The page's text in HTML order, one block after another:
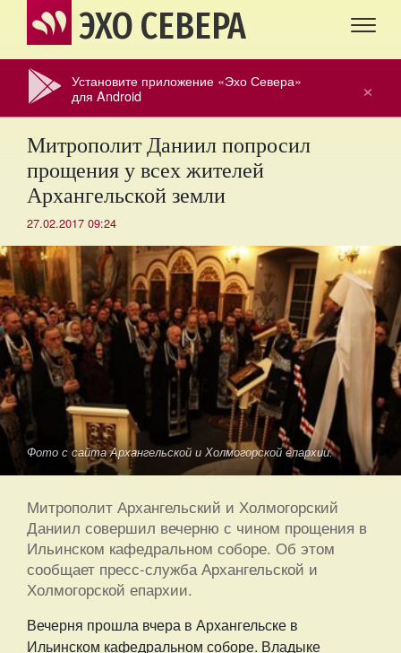
ЭХО СЕВЕРА
×
Установите приложение «Эхо Севера»
для Android
Митрополит Даниил попросил
прощения у всех жителей
Архангельской земли
27.02.2017 09:24
Фото с сайта Архангельской и Холмогорской епархии.
Митрополит Архангельский и Холмогорский
Даниил совершил вечерню с чином прощения в
Ильинском кафедральном соборе. Об этом
сообщает пресс-служба Архангельской и
Холмогорской епархии.
Вечерня прошла вчера в Архангельске в
Ильинском кафедральном соборе. Владыке